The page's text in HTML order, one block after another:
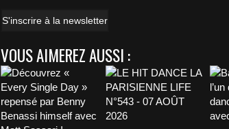
S'inscrire à la newsletter
VOUS AIMEREZ AUSSI :